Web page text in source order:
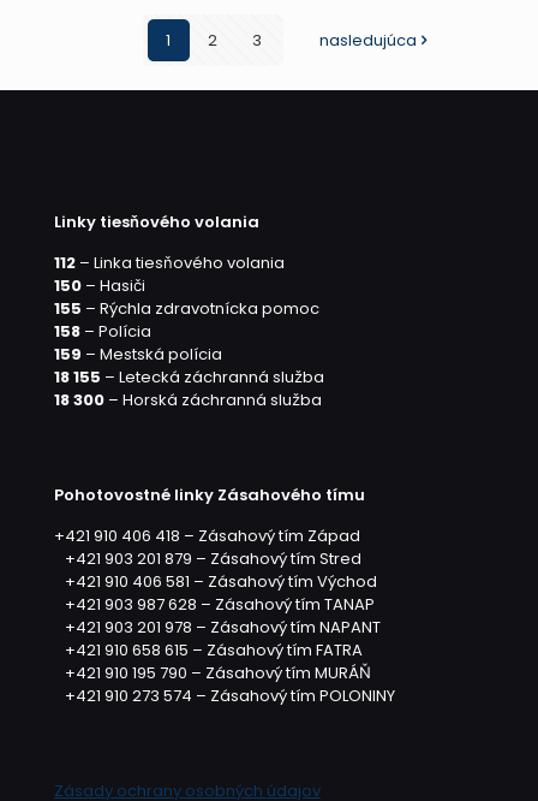
Tatrách
1 2 3 nasledujúca
Linky tiesňového volania
112 – Linka tiesňového volania
150 – Hasiči
155 – Rýchla zdravotnícka pomoc
158 – Polícia
159 – Mestská polícia
18 155 – Letecká záchranná služba
18 300 – Horská záchranná služba
Pohotovostné linky Zásahového tímu
+421 910 406 418 – Zásahový tím Západ
+421 903 201 879 – Zásahový tím Stred
+421 910 406 581 – Zásahový tím Východ
+421 903 987 628 – Zásahový tím TANAP
+421 903 201 978 – Zásahový tím NAPANT
+421 910 658 615 – Zásahový tím FATRA
+421 910 195 790 – Zásahový tím MURÁŇ
+421 910 273 574 – Zásahový tím POLONINY
Zásady ochrany osobných údajov